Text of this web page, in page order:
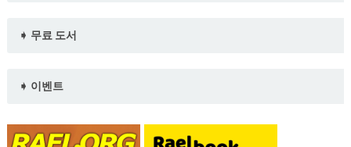
➧ 무료 도서
➧ 이벤트